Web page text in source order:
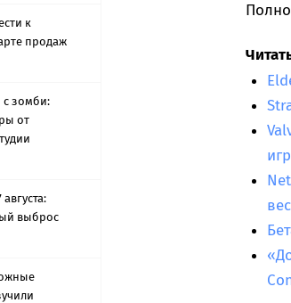
к
продаж
с зомби:
от
выброс